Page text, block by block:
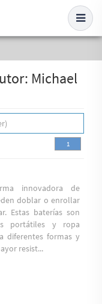
Michael
1
innovadora de
doblar o enrollar
Estas baterías son
portátiles y ropa
diferentes formas y
resist...